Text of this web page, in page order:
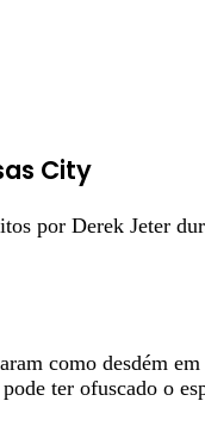
City
por Derek Jeter
como desdém
ter ofuscado o